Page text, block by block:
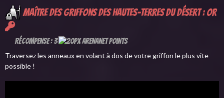
Maître des griffons des Hautes-terres du désert : or
Récompense : 3
Traversez les anneaux en volant à dos de votre griffon le plus vite
possible !